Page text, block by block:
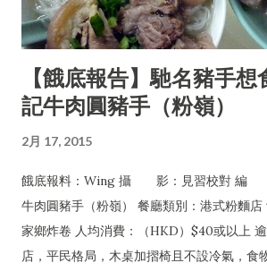
【餓底報告】馳名豬手
記牛肉圓豬手（粉嶺）
2月 17, 2015
餓底報料：Wing 攝 影：見習校對 編
牛肉圓豬手（粉嶺） 餐廳類別：港式粉麵店
家鄉炸卷 人均消費：（HKD）$40或以上
店，平民格局，木桌加摺椅且不設冷氣，食